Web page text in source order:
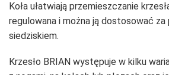
Koła ułatwiają przemieszczanie
regulowana i można ją dostosować za
siedziskiem.
Krzesło BRIAN występuje w kilku